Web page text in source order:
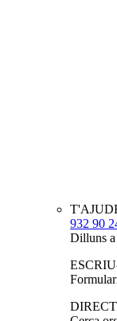
932 90
Dilluns a